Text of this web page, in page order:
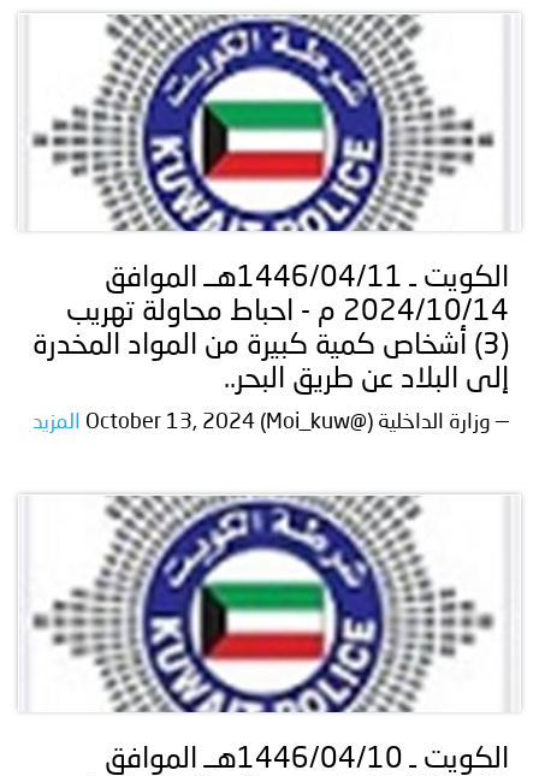
الكويت ـ 1446/04/11هــ الموافق
2024/10/14 م - احباط محاولة تهريب
(3) أشخاص كمية كبيرة من المواد المخدرة
إلى البلاد عن طريق البحر..
— وزارة الداخلية (@Moi_kuw) October 13, 2024 المزيد
الكويت ـ 1446/04/10هــ الموافق